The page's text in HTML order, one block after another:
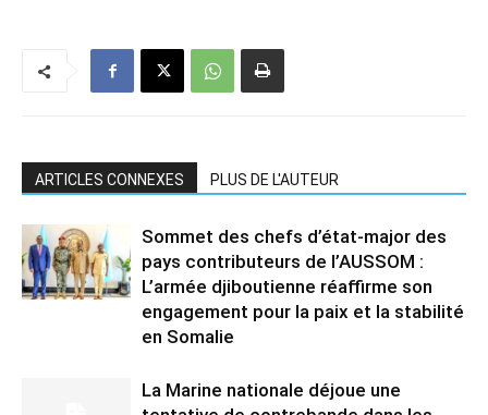
ARTICLES CONNEXES PLUS DE L'AUTEUR
Sommet des chefs d’état-major des
pays contributeurs de l’AUSSOM :
L’armée djiboutienne réaffirme son
engagement pour la paix et la stabilité
en Somalie
La Marine nationale déjoue une